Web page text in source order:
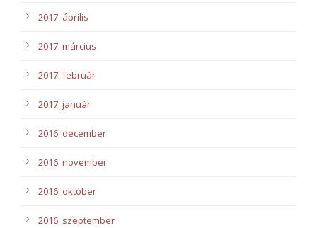
2017. április
2017. március
2017. február
2017. január
2016. december
2016. november
2016. október
2016. szeptember